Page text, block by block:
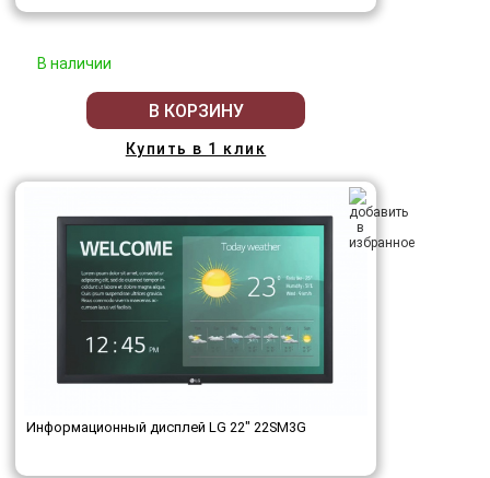
В наличии
В КОРЗИНУ
Купить в 1 клик
Информационный дисплей LG 22" 22SM3G